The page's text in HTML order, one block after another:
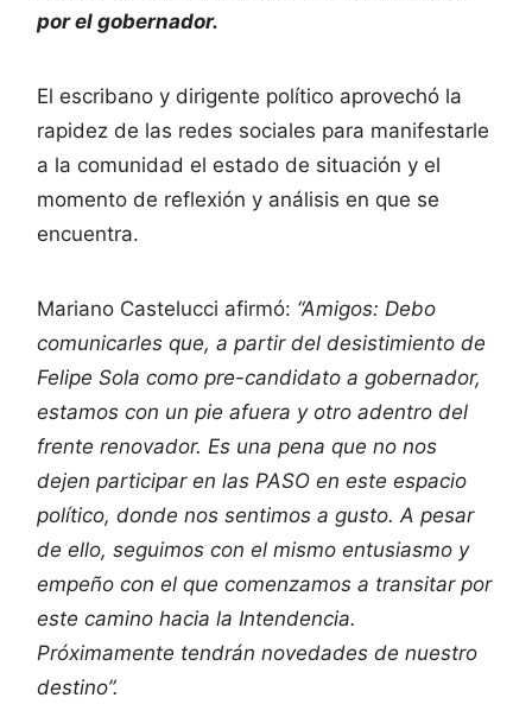
por el gobernador.
El escribano y dirigente político aprovechó la
rapidez de las redes sociales para manifestarle
a la comunidad el estado de situación y el
momento de reflexión y análisis en que se
encuentra.
Mariano Castelucci afirmó: “Amigos: Debo
comunicarles que, a partir del desistimiento de
Felipe Sola como pre-candidato a gobernador,
estamos con un pie afuera y otro adentro del
frente renovador. Es una pena que no nos
dejen participar en las PASO en este espacio
político, donde nos sentimos a gusto. A pesar
de ello, seguimos con el mismo entusiasmo y
empeño con el que comenzamos a transitar por
este camino hacia la Intendencia.
Próximamente tendrán novedades de nuestro
destino”.